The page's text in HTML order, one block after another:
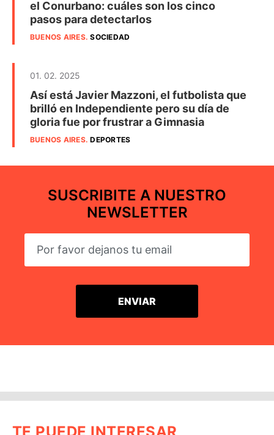
el Conurbano: cuáles son los cinco
pasos para detectarlos
BUENOS AIRES.SOCIEDAD
01. 02. 2025
Así está Javier Mazzoni, el futbolista que
brilló en Independiente pero su día de
gloria fue por frustrar a Gimnasia
BUENOS AIRES.DEPORTES
SUSCRIBITE A NUESTRO
NEWSLETTER